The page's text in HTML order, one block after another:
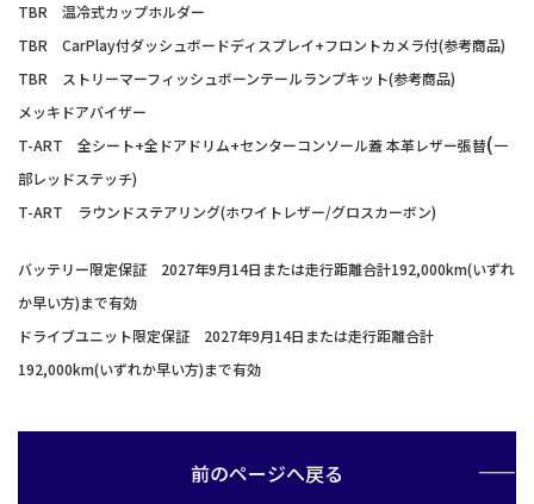
TBR 温冷式カップホルダー
TBR CarPlay付ダッシュボードディスプレイ+フロントカメラ付(参考商品)
TBR ストリーマーフィッシュボーンテールランプキット(参考商品)
メッキドアバイザー
T-ART 全シート+全ドアドリム+センターコンソール蓋 本革レザー張替(一
部レッドステッチ)
T-ART ラウンドステアリング(ホワイトレザー/グロスカーボン)
バッテリー限定保証 2027年9月14日または走行距離合計192,000km(いずれ
か早い方)まで有効
ドライブユニット限定保証 2027年9月14日または走行距離合計
192,000km(いずれか早い方)まで有効
前のページへ戻る